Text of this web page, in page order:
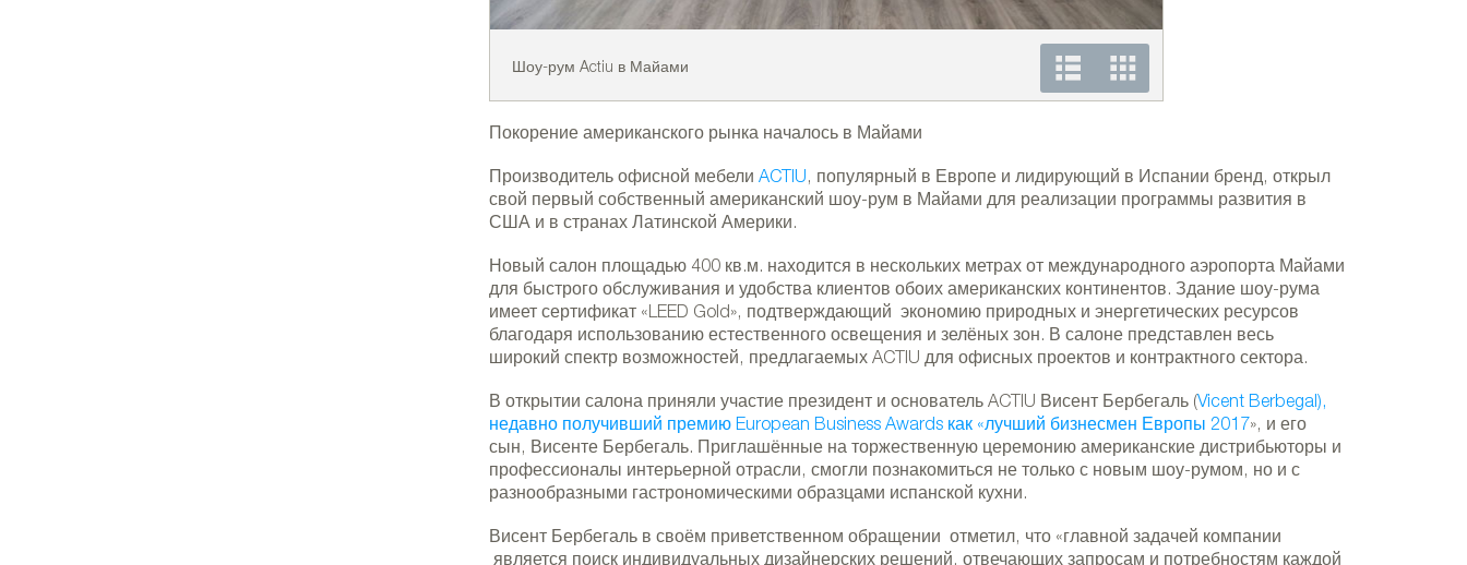
Шоу-рум Actiu в Майами
Шоу-рум Actiu в Майами Шоу-рум Actiu в Майами
Покорение американского рынка началось в Майами
Производитель офисной мебели ACTIU, популярный в Европе и лидирующий в Испании бренд, открыл
свой первый собственный американский шоу-рум в Майами для реализации программы развития в
США и в странах Латинской Америки.
Новый салон площадью 400 кв.м. находится в нескольких метрах от международного аэропорта Майами
для быстрого обслуживания и удобства клиентов обоих американских континентов. Здание шоу-рума
имеет сертификат «LEED Gold», подтверждающий экономию природных и энергетических ресурсов
благодаря использованию естественного освещения и зелёных зон. В салоне представлен весь
широкий спектр возможностей, предлагаемых ACTIU для офисных проектов и контрактного сектора.
В открытии салона приняли участие президент и основатель ACTIU Висент Бербегаль (Vicent Berbegal),
недавно получивший премию European Business Awards как «лучший бизнесмен Европы 2017», и его
сын, Висенте Бербегаль. Приглашённые на торжественную церемонию американские дистрибьюторы и
профессионалы интерьерной отрасли, смогли познакомиться не только с новым шоу-румом, но и с
разнообразными гастрономическими образцами испанской кухни.
Висент Бербегаль в своём приветственном обращении отметил, что «главной задачей компании
является поиск индивидуальных дизайнерских решений, отвечающих запросам и потребностям каждой